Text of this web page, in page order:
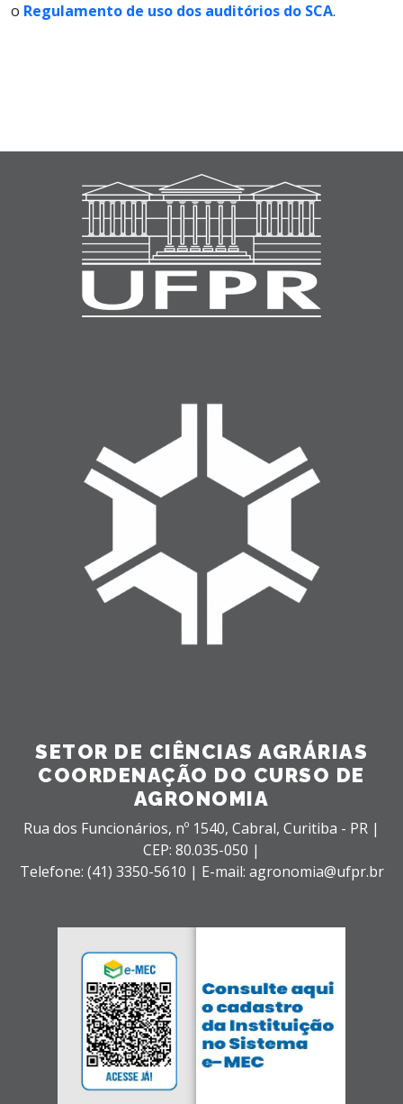
o Regulamento de uso dos auditórios do SCA.
SETOR DE CIÊNCIAS AGRÁRIAS
COORDENAÇÃO DO CURSO DE
AGRONOMIA
Rua dos Funcionários, nº 1540, Cabral, Curitiba - PR |
CEP: 80.035-050 |
Telefone: (41) 3350-5610 | E-mail: agronomia@ufpr.br